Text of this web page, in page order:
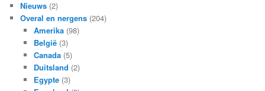
Nieuws (2)
Overal en nergens (204)
Amerika(98)
België(3)
Canada(5)
Duitsland (2)
Egypte(3)